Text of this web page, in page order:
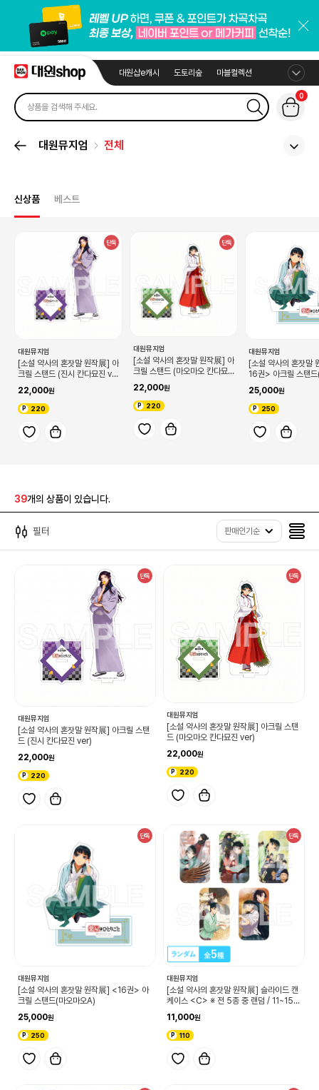
대원샵e캐시 도토리숲 마블컬렉션
0
대원뮤지엄 전체
신상품 베스트
단독
대원뮤지엄
[소설 약사의 혼잣말 원작展] 아
크릴 스탠드 (진시 칸다묘진 ve
22,000
220
단독
대원뮤지엄
[소설 약사의 혼잣말 원작展] 아
크릴 스탠드 (마오마오 칸다묘
진 ver)
22,000
220
대원뮤지엄
[소설 약사의 혼잣말
16권> 아크릴 스탠
25,000
250
39개의 상품이 있습니다.
필터 판매인기순
단독
대원뮤지엄
[소설 약사의 혼잣말 원작展] 아크릴 스탠
드 (진시 칸다묘진 ver)
22,000
220
단독
대원뮤지엄
[소설 약사의 혼잣말 원작展] 아크릴 스탠
드 (마오마오 칸다묘진 ver)
22,000
220
단독
대원뮤지엄
[소설 약사의 혼잣말 원작展] <16권> 아
크릴 스탠드(마오마오A)
25,000
250
단독
대원뮤지엄
[소설 약사의 혼잣말 원작展] 슬라이드 캔
케이스 <C> ※ 전 5종 중 랜덤 / 11~15권
11,000
110